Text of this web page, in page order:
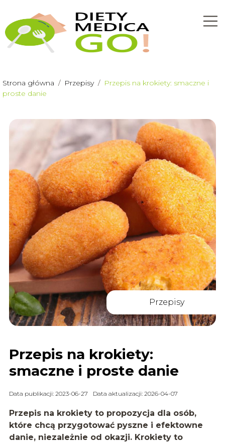
Strona główna / Przepisy / Przepis na krokiety: smaczne i
proste danie
Przepisy
Przepis na krokiety:
smaczne i proste danie
Data publikacji: 2023-06-27 Data aktualizacji: 2026-04-07
Przepis na krokiety to propozycja dla osób,
które chcą przygotować pyszne i efektowne
danie, niezależnie od okazji. Krokiety to